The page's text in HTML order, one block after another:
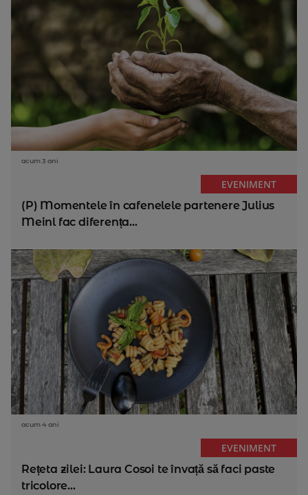
acum 3 ani
EVENIMENT
(P) Momentele în cafenelele partenere Julius
Meinl fac diferența...
acum 4 ani
EVENIMENT
Rețeta zilei: Laura Cosoi te învață să faci paste
tricolore...